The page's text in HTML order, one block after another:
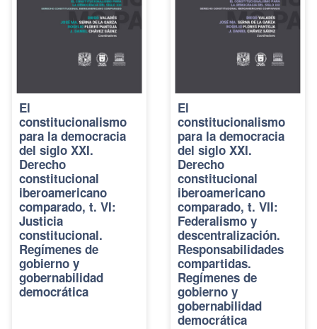
El
constitucionalismo
para la democracia
del siglo XXI.
Derecho
constitucional
iberoamericano
comparado, t. VI:
Justicia
constitucional.
Regímenes de
gobierno y
gobernabilidad
democrática
El
constitucionalismo
para la democracia
del siglo XXI.
Derecho
constitucional
iberoamericano
comparado, t. VII:
Federalismo y
descentralización.
Responsabilidades
compartidas.
Regímenes de
gobierno y
gobernabilidad
democrática